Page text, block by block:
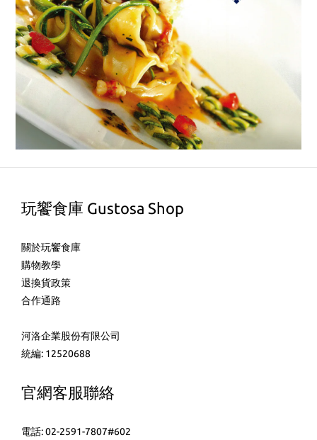
玩饗食庫 Gustosa Shop
關於玩饗食庫
購物教學
退換貨政策
合作通路
河洛企業股份有限公司
統編: 12520688
官網客服聯絡
電話: 02-2591-7807#602